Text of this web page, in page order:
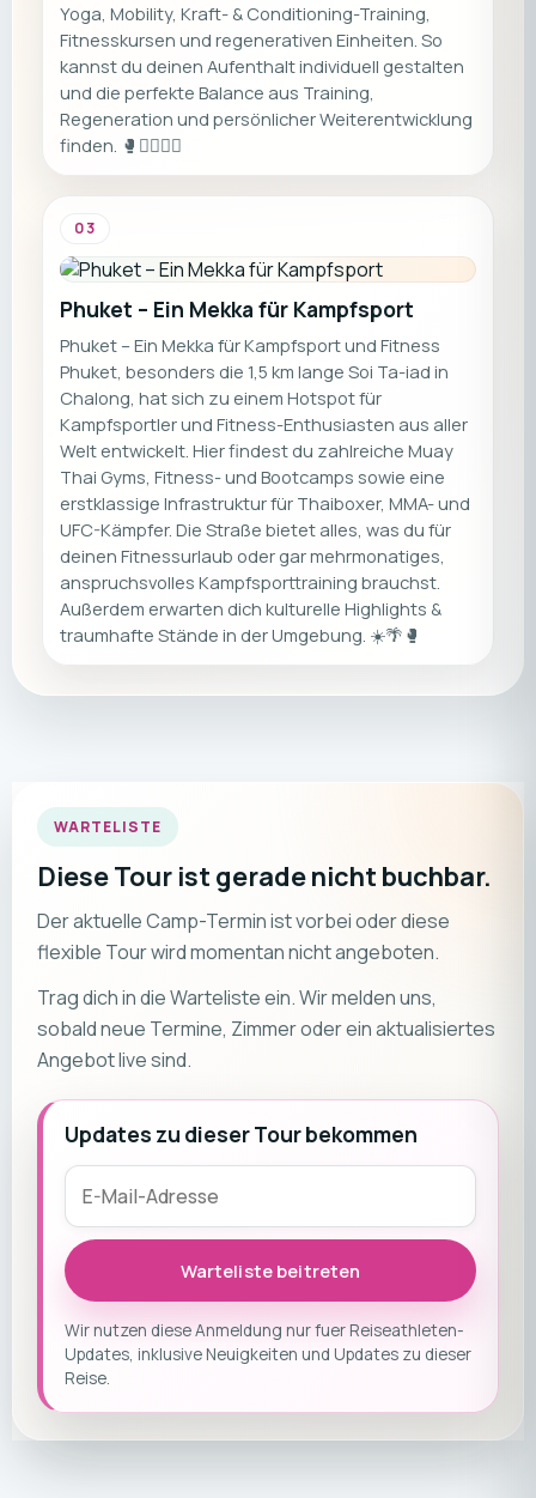
Yoga, Mobility, Kraft- & Conditioning-Training,
Fitnesskursen und regenerativen Einheiten. So
kannst du deinen Aufenthalt individuell gestalten
und die perfekte Balance aus Training,
Regeneration und persönlicher Weiterentwicklung
finden. 🥊🏃‍♀️🏋️‍♀️
03
Phuket – Ein Mekka für Kampfsport
Phuket – Ein Mekka für Kampfsport und Fitness
Phuket, besonders die 1,5 km lange Soi Ta-iad in
Chalong, hat sich zu einem Hotspot für
Kampfsportler und Fitness-Enthusiasten aus aller
Welt entwickelt. Hier findest du zahlreiche Muay
Thai Gyms, Fitness- und Bootcamps sowie eine
erstklassige Infrastruktur für Thaiboxer, MMA- und
UFC-Kämpfer. Die Straße bietet alles, was du für
deinen Fitnessurlaub oder gar mehrmonatiges,
anspruchsvolles Kampfsporttraining brauchst.
Außerdem erwarten dich kulturelle Highlights &
traumhafte Stände in der Umgebung. ☀️🌴🥊
WARTELISTE
Diese Tour ist gerade nicht buchbar.
Der aktuelle Camp-Termin ist vorbei oder diese
flexible Tour wird momentan nicht angeboten.
Trag dich in die Warteliste ein. Wir melden uns,
sobald neue Termine, Zimmer oder ein aktualisiertes
Angebot live sind.
Updates zu dieser Tour bekommen
Warteliste beitreten
Wir nutzen diese Anmeldung nur fuer Reiseathleten-
Updates, inklusive Neuigkeiten und Updates zu dieser
Reise.